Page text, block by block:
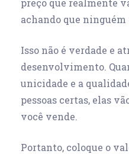
achando que
Isso não é verdade e
desenvolvimento.
unicidade e a
pessoas certas, elas
você vende.
Portanto, coloque o